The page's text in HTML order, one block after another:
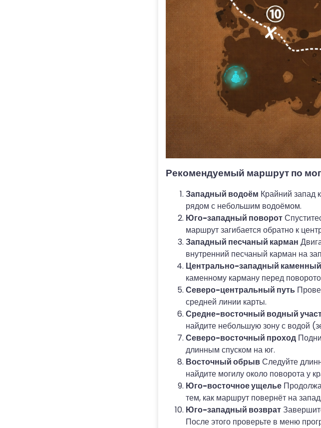
Рекомендуемый маршрут по
Западный водоём Крайний запад
рядом с небольшим водоёмом.
Юго-западный поворот
маршрут загибается обратно к
Западный песчаный карман
внутренний песчаный карман на
Центрально-западный
каменному карману перед
Северо-центральный путь
средней линии карты.
Средне-восточный водный
найдите небольшую зону с водой
Северо-восточный проход
длинным спуском на юг.
Восточный обрывСледуйте
найдите могилу около поворота у
Юго-восточное ущелье
тем, как маршрут повернёт на запад.
Юго-западный возврат
После этого проверьте в меню